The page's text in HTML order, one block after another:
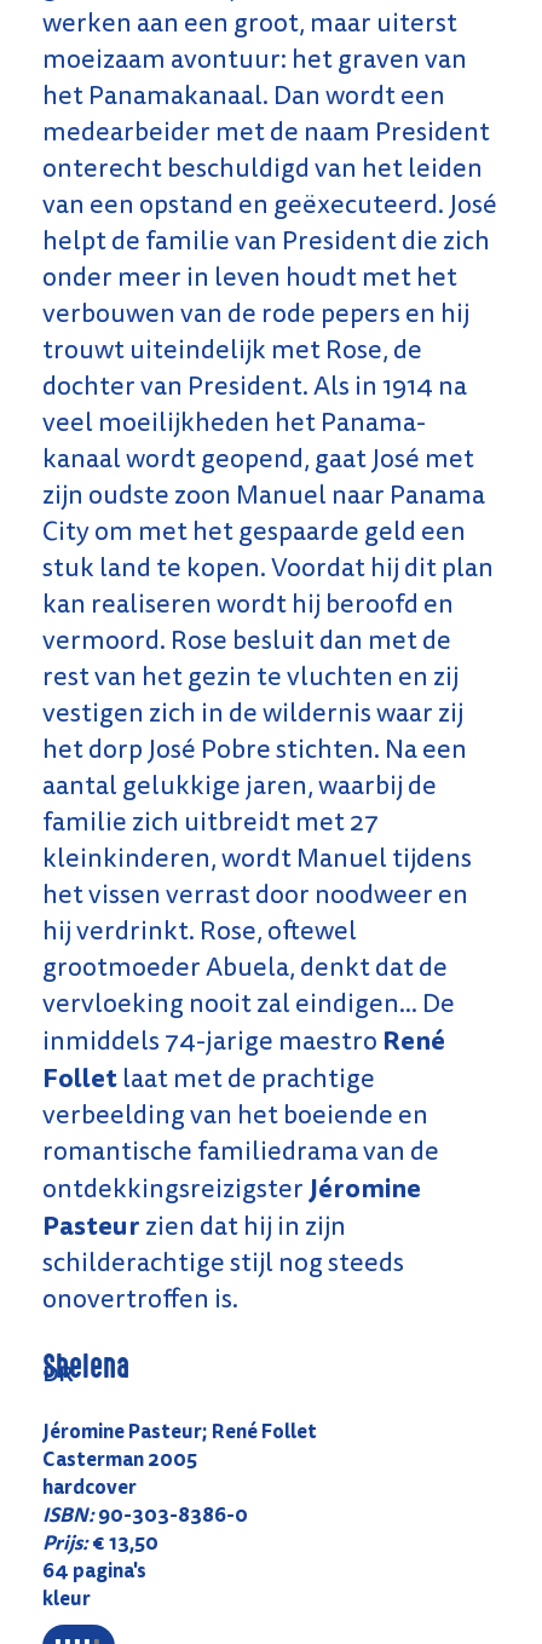
werken aan een groot, maar uiterst
moeizaam avontuur: het graven van
het Panamakanaal. Dan wordt een
medearbeider met de naam President
onterecht beschuldigd van het leiden
van een opstand en geëxecuteerd. José
helpt de familie van President die zich
onder meer in leven houdt met het
verbouwen van de rode pepers en hij
trouwt uiteindelijk met Rose, de
dochter van President. Als in 1914 na
veel moeilijkheden het Panama-
kanaal wordt geopend, gaat José met
zijn oudste zoon Manuel naar Panama
City om met het gespaarde geld een
stuk land te kopen. Voordat hij dit plan
kan realiseren wordt hij beroofd en
vermoord. Rose besluit dan met de
rest van het gezin te vluchten en zij
vestigen zich in de wildernis waar zij
het dorp José Pobre stichten. Na een
aantal gelukkige jaren, waarbij de
familie zich uitbreidt met 27
kleinkinderen, wordt Manuel tijdens
het vissen verrast door noodweer en
hij verdrinkt. Rose, oftewel
grootmoeder Abuela, denkt dat de
vervloeking nooit zal eindigen... De
inmiddels 74-jarige maestro René
Follet laat met de prachtige
verbeelding van het boeiende en
romantische familiedrama van de
ontdekkingsreizigster Jéromine
Pasteur zien dat hij in zijn
schilderachtige stijl nog steeds
onovertroffen is.
DR
Shelena
Jéromine Pasteur; René Follet
Casterman 2005
hardcover
ISBN:90-303-8386-0
Prijs:€ 13,50
64 pagina's
kleur